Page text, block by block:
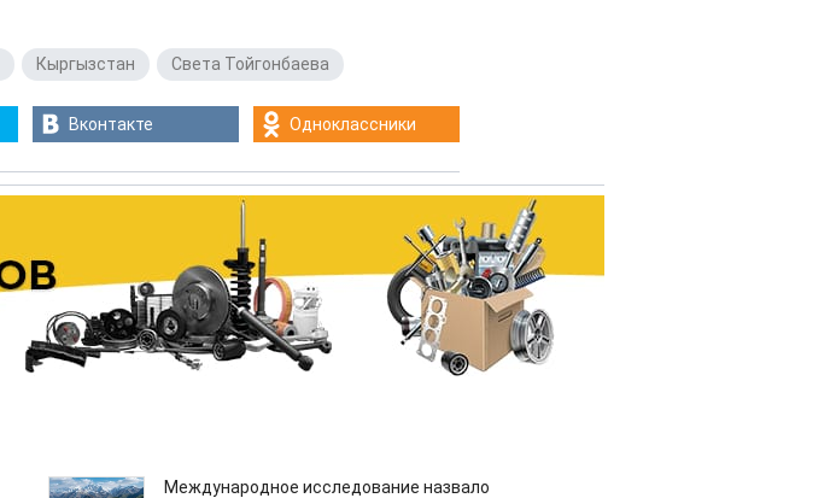
Кыргызстан Света Тойгонбаева
Вконтакте Одноклассники
Международное исследование назвало